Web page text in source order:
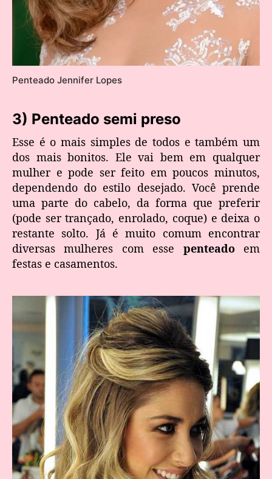
Penteado Jennifer Lopes
3) Penteado semi preso
Esse é o mais simples de todos e também um
dos mais bonitos. Ele vai bem em qualquer
mulher e pode ser feito em poucos minutos,
dependendo do estilo desejado. Você prende
uma parte do cabelo, da forma que preferir
(pode ser trançado, enrolado, coque) e deixa o
restante solto. Já é muito comum encontrar
diversas mulheres com esse penteadoem
festas e casamentos.